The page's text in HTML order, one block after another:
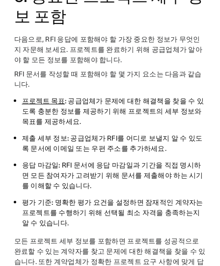
보 포함
다음으로, RFI 응답에 포함해야 할 가장 중요한 정보가 무엇인
지 자문해 보세요. 프로젝트를 완료하기 위해 공급업체가 알아
야 할 모든 정보를 포함해야 합니다.
RFI 문서를 작성할 때 포함해야 할 몇 가지 요소는 다음과 같습
니다.
프로젝트 목표: 공급업체가 문제에 대한 해결책을 찾을 수 있
도록 충분한 정보를 제공하기 위해 프로젝트의 세부 정보와
목표를 제공하세요.
제출 세부 정보: 공급업체가 RFI를 어디로 보낼지 알 수 있도
록 문서에 이메일 또는 우편 주소를 추가하세요.
응답 마감일: RFI 문서에 응답 마감일과 기간을 직접 명시하
면 모든 참여자가 고려받기 위해 문서를 제출해야 하는 시기
를 이해할 수 있습니다.
평가 기준: 명확한 평가 요건을 설정하면 잠재적인 계약자는
프로젝트를 수행하기 위해 선택될 최소 자격을 충족하는지
알 수 있습니다.
모든 프로젝트 세부 정보를 포함하면 프로젝트를 성공적으로
완료할 수 있는 계약자를 찾고 문제에 대한 해결책을 찾을 수 있
습니다. 또한 계약업체가 정확한 프로젝트 요구 사항에 맞게 답